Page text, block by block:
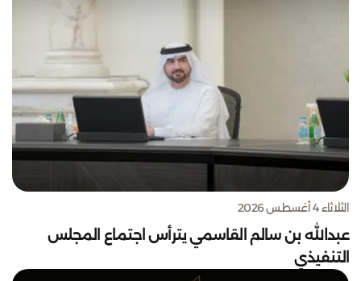
الثلاثاء 4 أغسطس 2026
عبدالله بن سالم القاسمي يترأس اجتماع المجلس
التنفيذي